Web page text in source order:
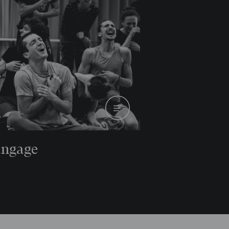
Yvon Demol
Danseurs
Mickaël Lafon
Danseurs